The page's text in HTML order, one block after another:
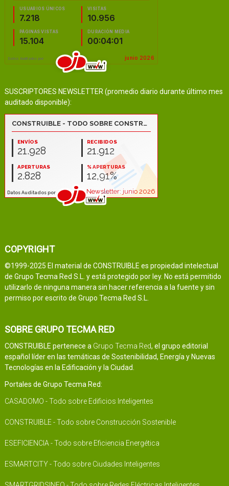
SUSCRIPTORES NEWSLETTER (promedio diario durante último mes
auditado disponible):
COPYRIGHT
©1999-2025 El material de CONSTRUIBLE es propiedad intelectual
de Grupo Tecma Red S.L. y está protegido por ley. No está permitido
utilizarlo de ninguna manera sin hacer referencia a la fuente y sin
permiso por escrito de Grupo Tecma Red S.L.
SOBRE GRUPO TECMA RED
CONSTRUIBLE pertenece a Grupo Tecma Red, el grupo editorial
español líder en las temáticas de Sostenibilidad, Energía y Nuevas
Tecnologías en la Edificación y la Ciudad.
Portales de Grupo Tecma Red:
CASADOMO - Todo sobre Edificios Inteligentes
CONSTRUIBLE - Todo sobre Construcción Sostenible
ESEFICIENCIA - Todo sobre Eficiencia Energética
ESMARTCITY - Todo sobre Ciudades Inteligentes